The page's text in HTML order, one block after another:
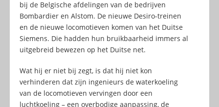
bij de Belgische afdelingen van de bedrijven
Bombardier en Alstom. De nieuwe Desiro-treinen
en de nieuwe locomotieven komen van het Duitse
Siemens. Die hadden hun bruikbaarheid immers al
uitgebreid bewezen op het Duitse net.
Wat hij er niet bij zegt, is dat hij niet kon
verhinderen dat zijn ingenieurs de waterkoeling
van de locomotieven vervingen door een
luchtkoeling – een overbodige aanpassing, de